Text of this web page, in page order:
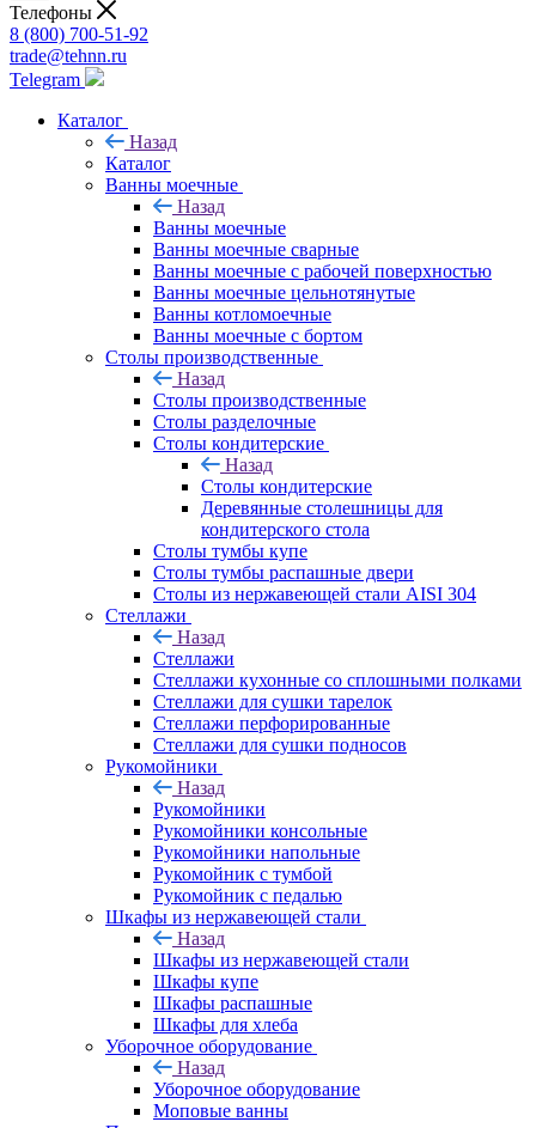
Телефоны
8 (800) 700-51-92
trade@tehnn.ru
Telegram
Каталог
Назад
Каталог
Ванны моечные
Назад
Ванны моечные
Ванны моечные сварные
Ванны моечные с рабочей поверхностью
Ванны моечные цельнотянутые
Ванны котломоечные
Ванны моечные с бортом
Столы производственные
Назад
Столы производственные
Столы разделочные
Столы кондитерские
Назад
Столы кондитерские
Деревянные столешницы для
кондитерского стола
Столы тумбы купе
Столы тумбы распашные двери
Столы из нержавеющей стали AISI 304
Стеллажи
Назад
Стеллажи
Стеллажи кухонные со сплошными полками
Стеллажи для сушки тарелок
Стеллажи перфорированные
Стеллажи для сушки подносов
Рукомойники
Назад
Рукомойники
Рукомойники консольные
Рукомойники напольные
Рукомойник с тумбой
Рукомойник с педалью
Шкафы из нержавеющей стали
Назад
Шкафы из нержавеющей стали
Шкафы купе
Шкафы распашные
Шкафы для хлеба
Уборочное оборудование
Назад
Уборочное оборудование
Моповые ванны